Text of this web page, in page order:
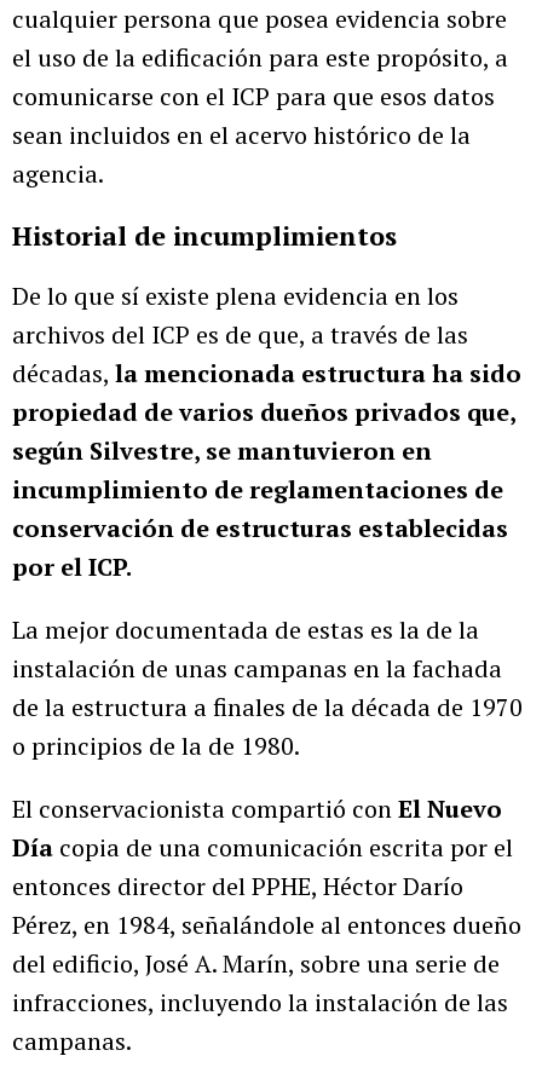
cualquier persona que posea evidencia sobre
el uso de la edificación para este propósito, a
comunicarse con el ICP para que esos datos
sean incluidos en el acervo histórico de la
agencia.
Historial de incumplimientos
De lo que sí existe plena evidencia en los
archivos del ICP es de que, a través de las
décadas, la mencionada estructura ha sido
propiedad de varios dueños privados que,
según Silvestre, se mantuvieron en
incumplimiento de reglamentaciones de
conservación de estructuras establecidas
por el ICP.
La mejor documentada de estas es la de la
instalación de unas campanas en la fachada
de la estructura a finales de la década de 1970
o principios de la de 1980.
El conservacionista compartió conEl Nuevo
Día copia de una comunicación escrita por el
entonces director del PPHE, Héctor Darío
Pérez, en 1984, señalándole al entonces dueño
del edificio, José A. Marín, sobre una serie de
infracciones, incluyendo la instalación de las
campanas.